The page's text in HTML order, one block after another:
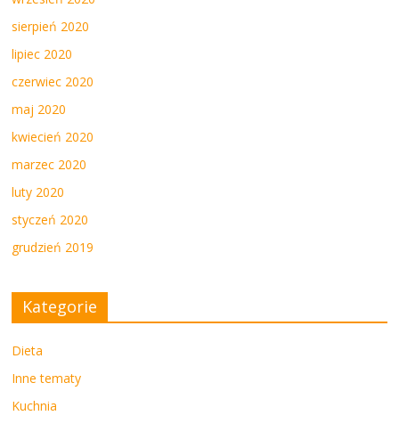
sierpień 2020
lipiec 2020
czerwiec 2020
maj 2020
kwiecień 2020
marzec 2020
luty 2020
styczeń 2020
grudzień 2019
Kategorie
Dieta
Inne tematy
Kuchnia